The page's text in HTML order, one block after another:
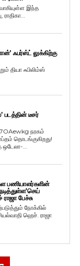
இந்த
ஃபர்ஸ்ட் லுக்கிற்கு
தியா ஃபிலிம்ஸ்
படத்தின் டீசர்
நரகம்
தொடங்குகிறது!
...
பணியாளர்களின்
பேச்சு
நோக்கில்
ஹெச். ராஜா